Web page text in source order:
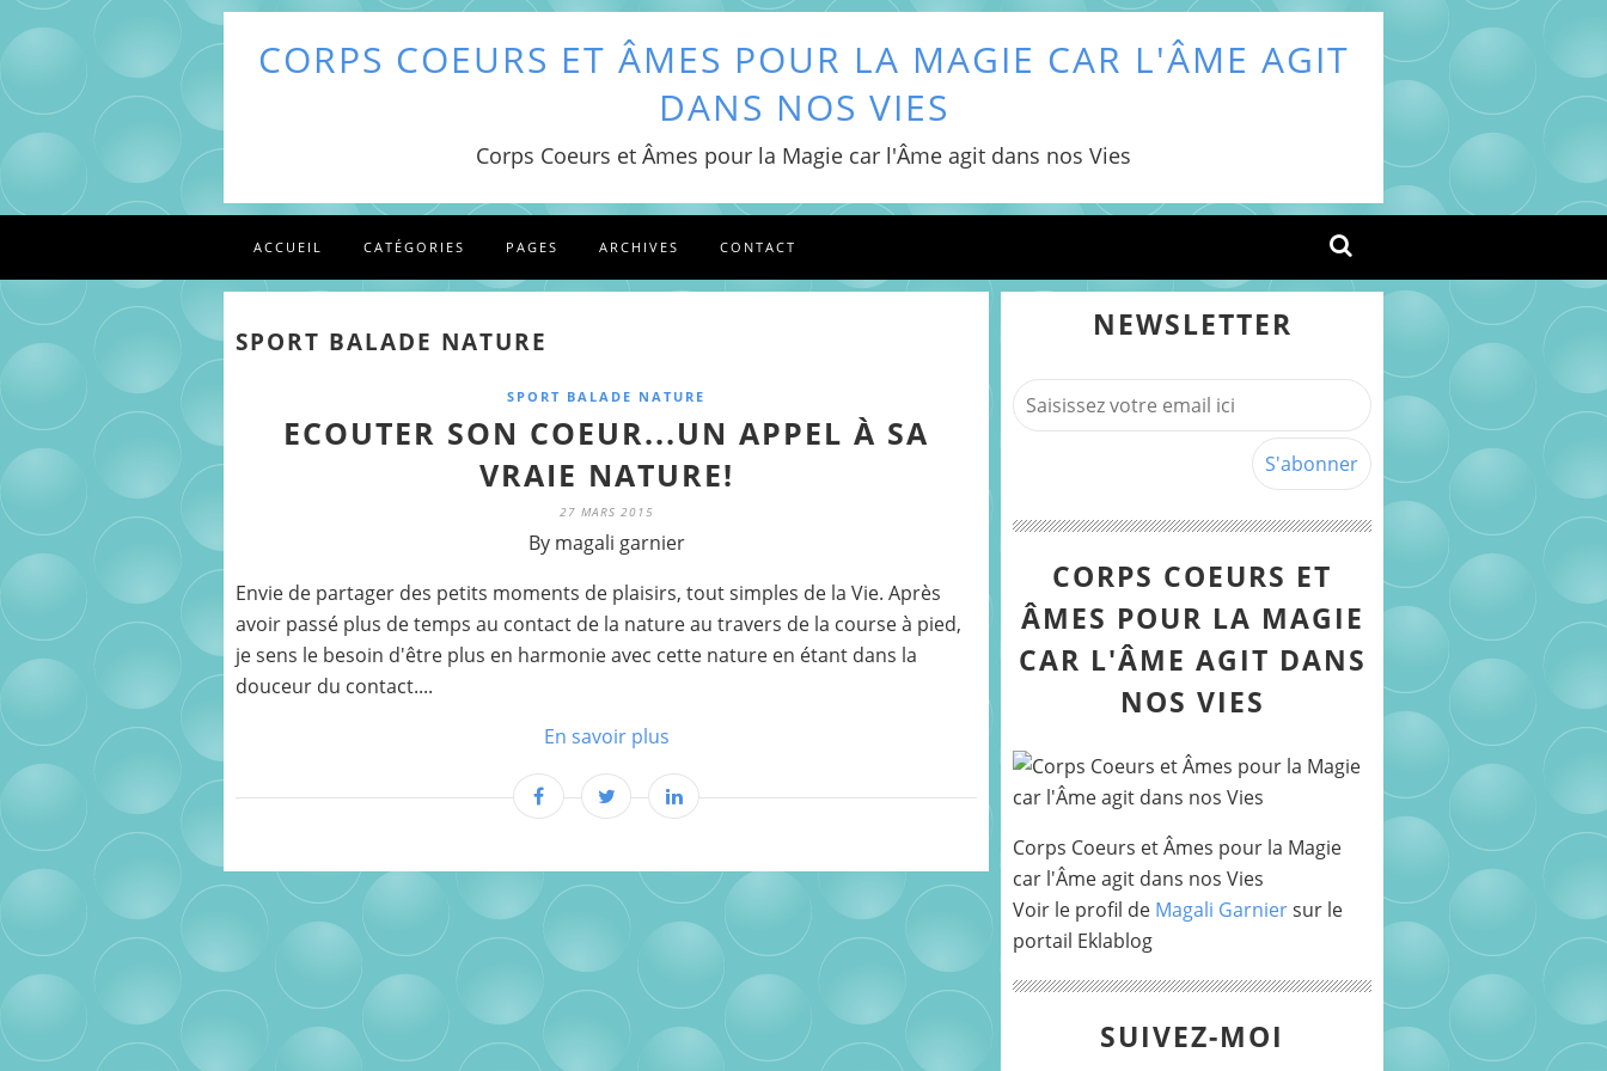
CORPS COEURS ET ÂMES POUR LA MAGIE CAR L'ÂME AGIT
DANS NOS VIES
Corps Coeurs et Âmes pour la Magie car l'Âme agit dans nos Vies
ACCUEIL CATÉGORIES PAGES ARCHIVES CONTACT
SPORT BALADE NATURE
SPORT BALADE NATURE
ECOUTER SON COEUR...UN APPEL À SA
VRAIE NATURE!
27 MARS 2015
By magali garnier
Envie de partager des petits moments de plaisirs, tout simples de la Vie. Après
avoir passé plus de temps au contact de la nature au travers de la course à pied,
je sens le besoin d'être plus en harmonie avec cette nature en étant dans la
douceur du contact....
En savoir plus
NEWSLETTER
CORPS COEURS ET
ÂMES POUR LA MAGIE
CAR L'ÂME AGIT DANS
NOS VIES
Corps Coeurs et Âmes pour la Magie
car l'Âme agit dans nos Vies
Voir le profil de Magali Garniersur le
portail Eklablog
SUIVEZ-MOI